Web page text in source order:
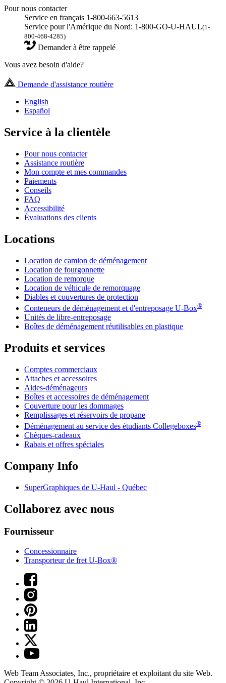
Pour nous contacter
Service en français 1-800-663-5613
Service pour l'Amérique du Nord: 1-800-GO-U-HAUL(1-
800-468-4285)
Demander à être rappelé
Vous avez besoin d'aide?
Demande d'assistance routière
English
Español
Service à la clientèle
Pour nous contacter
Assistance routière
Mon compte et mes commandes
Paiements
Conseils
FAQ
Accessibilité
Évaluations des clients
Locations
Location de camion de déménagement
Location de fourgonnette
Location de remorque
Location de véhicule de remorquage
Diables et couvertures de protection
Conteneurs de déménagement et d'entreposage U-Box®
Unités de libre-entreposage
Boîtes de déménagement réutilisables en plastique
Produits et services
Comptes commerciaux
Attaches et accessoires
Aides-déménageurs
Boîtes et accessoires de déménagement
Couverture pour les dommages
Remplissages et réservoirs de propane
Déménagement au service des étudiants Collegeboxes®
Chèques-cadeaux
Rabais et offres spéciales
Company Info
SuperGraphiques de U-Haul - Québec
Collaborez avec nous
Fournisseur
Concessionnaire
Transporteur de fret U-Box®
Web Team Associates, Inc., propriétaire et exploitant du site Web.